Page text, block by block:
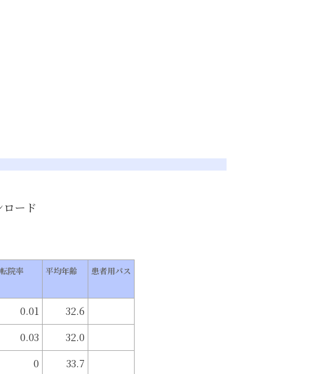
ード
転院率 平均年齢 患者用パス
0.01
32.6
0.03
32.0
0
33.7